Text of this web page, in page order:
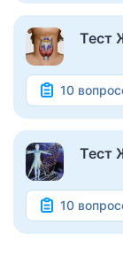
Тест
10
Тест
10